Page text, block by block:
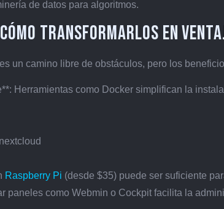
de datos para algoritmos.
transformarlos en
un camino libre de obstáculos, pero los
Herramientas como Docker simplifican la
Raspberry Pi (desde $35) puede ser suficiente
paneles como Webmin o Cockpit facilita la